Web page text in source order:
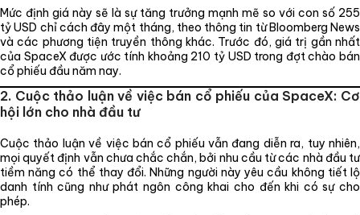
Mức định giá này sẽ là sự tăng trưởng mạnh mẽ so với con số 255
tỷ USD chỉ cách đây một tháng, theo thông tin từ Bloomberg News
và các phương tiện truyền thông khác. Trước đó, giá trị gần nhất
của SpaceX được ước tính khoảng 210 tỷ USD trong đợt chào bán
cổ phiếu đầu năm nay.
2. Cuộc thảo luận về việc bán cổ phiếu của SpaceX: Cơ
hội lớn cho nhà đầu tư
Cuộc thảo luận về việc bán cổ phiếu vẫn đang diễn ra, tuy nhiên,
mọi quyết định vẫn chưa chắc chắn, bởi nhu cầu từ các nhà đầu tư
tiềm năng có thể thay đổi. Những người này yêu cầu không tiết lộ
danh tính cũng như phát ngôn công khai cho đến khi có sự cho
phép.